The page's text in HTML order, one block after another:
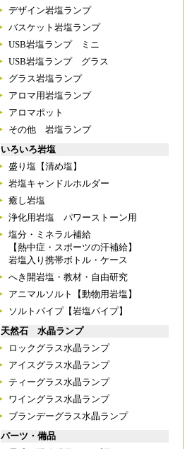
デザイン岩塩ランプ
バスケット岩塩ランプ
USB岩塩ランプ ミニ
USB岩塩ランプ グラス
グラス岩塩ランプ
アロマ用岩塩ランプ
アロマポット
その他 岩塩ランプ
いろいろ岩塩
盛り塩【清め塩】
岩塩キャンドルホルダー
癒し岩塩
浄化用岩塩 パワーストーン用
塩分・ミネラル補給
【熱中症・スポーツの汗補給】
岩塩入り携帯ボトル・ケース
へき開岩塩・教材・自由研究
アニマルソルト【動物用岩塩】
ソルトパイプ【岩塩パイプ】
天然石 水晶ランプ
ロックグラス水晶ランプ
アイスグラス水晶ランプ
ティーグラス水晶ランプ
ワイングラス水晶ランプ
ブランデーグラス水晶ランプ
パーツ・備品